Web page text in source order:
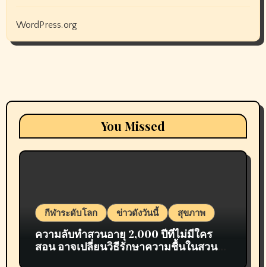
WordPress.org
You Missed
กีฬาระดับโลก ข่าวดังวันนี้ สุขภาพ
ความลับทำสวนอายุ 2,000 ปีที่ไม่มีใคร
สอน อาจเปลี่ยนวิธีรักษาความชื้นในสวน